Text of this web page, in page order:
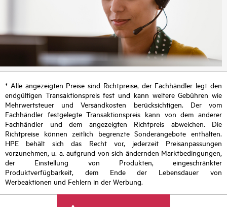
* Alle angezeigten Preise sind Richtpreise, der Fachhändler legt den
endgültigen Transaktionspreis fest und kann weitere Gebühren wie
Mehrwertsteuer und Versandkosten berücksichtigen. Der vom
Fachhändler festgelegte Transaktionspreis kann von dem anderer
Fachhändler und dem angezeigten Richtpreis abweichen. Die
Richtpreise können zeitlich begrenzte Sonderangebote enthalten.
HPE behält sich das Recht vor, jederzeit Preisanpassungen
vorzunehmen, u. a. aufgrund von sich ändernden Marktbedingungen,
der Einstellung von Produkten, eingeschränkter
Produktverfügbarkeit, dem Ende der Lebensdauer von
Werbeaktionen und Fehlern in der Werbung.